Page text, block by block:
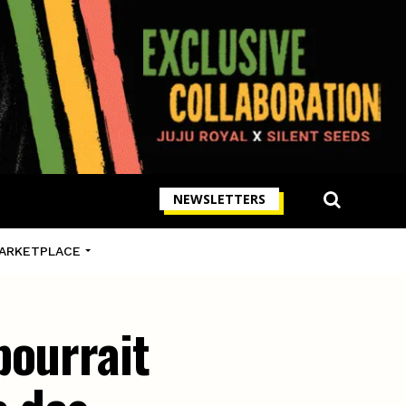
NEWSLETTERS